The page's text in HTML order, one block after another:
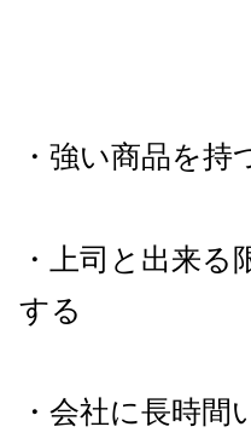
・強い商品を
・上司と出来
する
・会社に長時